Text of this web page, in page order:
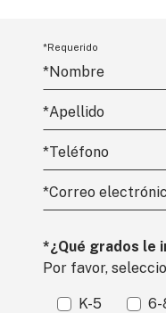
*Requerido
*Nombre
*Apellido
*Teléfono
*Correo
*¿Qué grados le
Por favor,
K-5 6-